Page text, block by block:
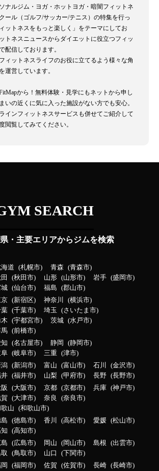
ナルジム・ヨガ・ホットヨガ・暗闇フィットネ
ール（ゴルフ/サッカー/テニス）の特集を行っ
ットネスをもっと楽しく」をテーマにしてお
トネスニュースからダイエットに役立つフィッ
配信しております。
ィットネスライフのお役に立てるよう様々な角
運営しています。
から！無料体験・見学にもネットから申し
いの近くに気に入った施設がない方でも安心。
インフィットネスサービスも併せてご紹介して
閲覧してみてください。
SEARCH
・主要エリアからジムを検索
道 札幌市 青森
青森市
秋田市 山形 山形市 岩手
盛岡市
仙台市 福島 郡山市
新宿区 神奈川
横浜市
千葉市 埼玉
さいたま市
宇都宮市 茨城
水戸市
前橋市
名古屋市 静岡
静岡市
岐阜市 三重 津市
潟 新潟市 富山 富山市 石川
金沢市
福井市 山梨 甲府市 長野 長野市
大阪市 京都 京都市 兵庫
神戸市
大津市 奈良
奈良市
山
和歌山市
徳島市 香川 高松市 愛媛
松山市
高知市
広島市 岡山 岡山市 島根
出雲市
鳥取市 山口 下関市
福岡市 佐賀 佐賀市 長崎
長崎市